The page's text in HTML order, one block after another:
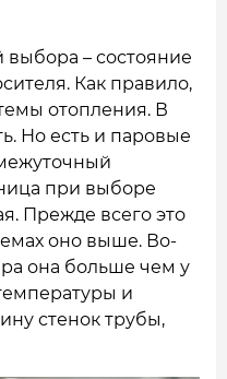
– состояние
Как правило,
отопления. В
Но есть и паровые
при выборе
Прежде всего это
оно выше. Во-
она больше чем у
и
стенок трубы,